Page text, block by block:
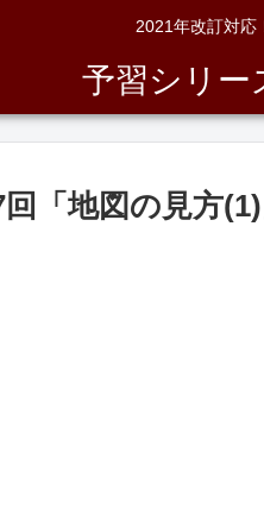
2021年改訂対応
予習シリー
「地図の見方